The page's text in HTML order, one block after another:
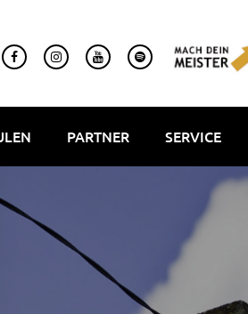
PARTNER SERVICE